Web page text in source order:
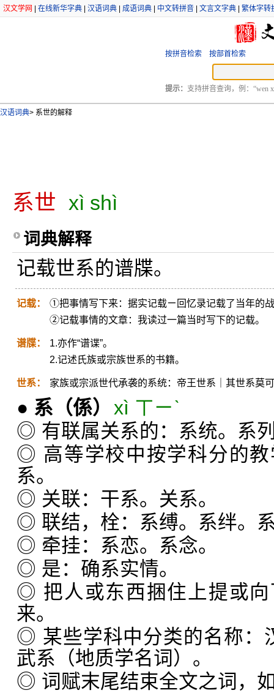
汉文学网 在线新华字典 汉语词典 成语词典 中文转拼音 文言文字典 繁体字转
按拼音检索 按部首检索
提示： 支持拼音查询，例：“wen
汉语词典> 系世的解释
系世 xì shì
词典解释
记载世系的谱牒。
记载：
①把事情写下来：据实记载ㄧ回忆录记载了当年的
②记载事情的文章：我读过一篇当时写下的记载。
谱牒：
1.亦作“谱谍”。
2.记述氏族或宗族世系的书籍。
世系： 家族或宗派世代承袭的系统：帝王世系｜其世系莫
● 系 （係） xì ㄒㄧˋ
◎ 有联属关系的：系统。系
◎ 高等学校中按学科分的
系。
◎ 关联：干系。关系。
◎ 联结，栓：系缚。系绊。
◎ 牵挂：系恋。系念。
◎ 是：确系实情。
◎ 把人或东西捆住上提或
来。
◎ 某些学科中分类的名称：
武系（地质学名词）。
◎ 词赋末尾结束全文之词，如